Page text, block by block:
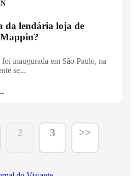
da lendária loja de
inaugurada em São Paulo, na
se...
2 3 >>